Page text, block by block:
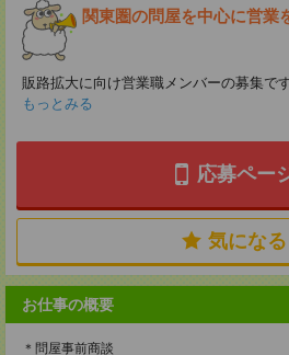
関東圏の問屋を中心に営業
販路拡大に向け営業職メンバーの募集で
もっとみる
応募ペー
気になる
お仕事の概要
＊問屋事前商談